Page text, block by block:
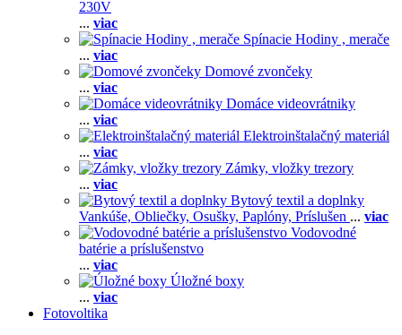
230V
... viac
Spínacie Hodiny , merače
... viac
Domové zvončeky
... viac
Domáce videovrátniky
... viac
Elektroinštalačný materiál
... viac
Zámky, vložky trezory
... viac
Bytový textil a doplnky
Vankúše, Obliečky, Osušky, Paplóny, Príslušen ... viac
Vodovodné
batérie a príslušenstvo
... viac
Úložné boxy
... viac
Fotovoltika